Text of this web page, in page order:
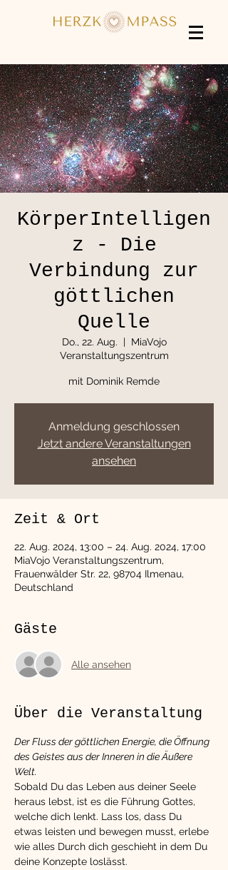
KörperIntelligen
z - Die
Verbindung zur
göttlichen
Quelle
Do., 22. Aug.
  |
MiaVojo
Veranstaltungszentrum
mit Dominik Remde
Anmeldung geschlossen
Jetzt andere Veranstaltungen
ansehen
Zeit & Ort
22. Aug. 2024, 13:00 – 24. Aug. 2024, 17:00
MiaVojo Veranstaltungszentrum,
Frauenwälder Str. 22, 98704 Ilmenau,
Deutschland
Gäste
Alle ansehen
Über die Veranstaltung
Der Fluss der göttlichen Energie, die Öffnung
des Geistes aus der Inneren in die Äußere
Welt.
Sobald Du das Leben aus deiner Seele
heraus lebst, ist es die Führung Gottes,
welche dich lenkt. Lass los, dass Du
etwas leisten und bewegen musst, erlebe
wie alles Durch dich geschieht in dem Du
deine Konzepte loslässt.